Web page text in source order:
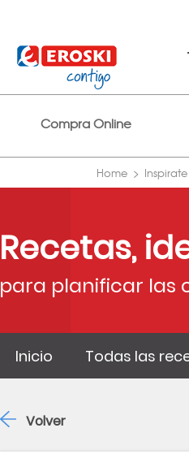
Compra Online
Home Inspirate
Recetas,
para planificar las
Inicio Todas las
Volver